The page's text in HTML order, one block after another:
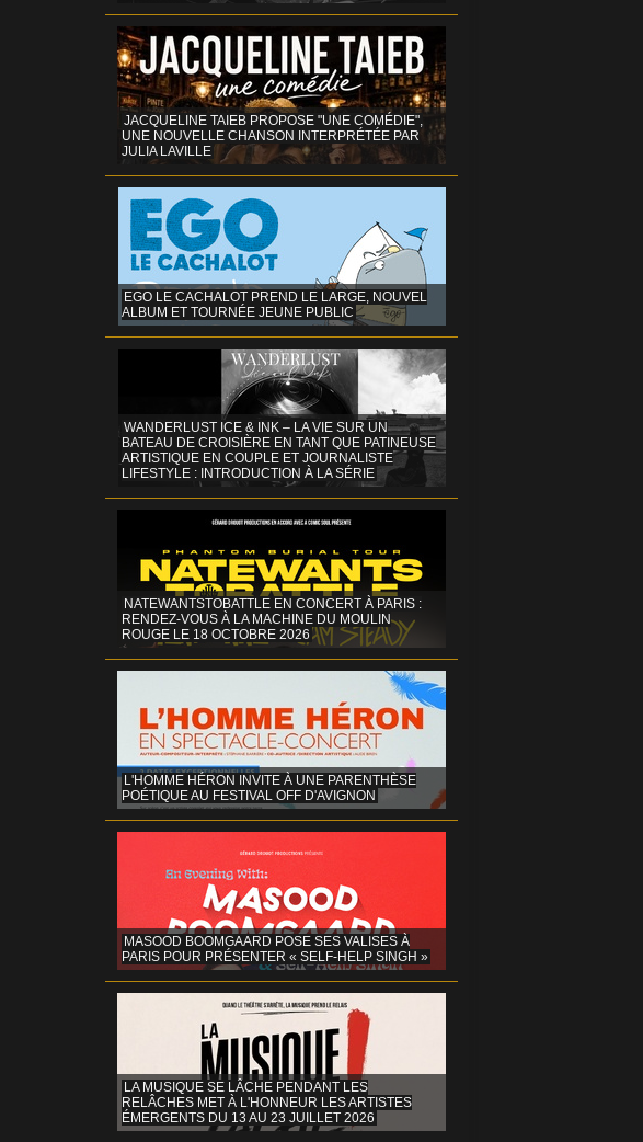
JACQUELINE TAIEB PROPOSE "UNE COMÉDIE",
UNE NOUVELLE CHANSON INTERPRÉTÉE PAR
JULIA LAVILLE
EGO LE CACHALOT PREND LE LARGE, NOUVEL
ALBUM ET TOURNÉE JEUNE PUBLIC
WANDERLUST ICE & INK – LA VIE SUR UN
BATEAU DE CROISIÈRE EN TANT QUE PATINEUSE
ARTISTIQUE EN COUPLE ET JOURNALISTE
LIFESTYLE : INTRODUCTION À LA SÉRIE
NATEWANTSTOBATTLE EN CONCERT À PARIS :
RENDEZ-VOUS À LA MACHINE DU MOULIN
ROUGE LE 18 OCTOBRE 2026
L'HOMME HÉRON INVITE À UNE PARENTHÈSE
POÉTIQUE AU FESTIVAL OFF D'AVIGNON
MASOOD BOOMGAARD POSE SES VALISES À
PARIS POUR PRÉSENTER « SELF-HELP SINGH »
LA MUSIQUE SE LÂCHE PENDANT LES
RELÂCHES MET À L'HONNEUR LES ARTISTES
ÉMERGENTS DU 13 AU 23 JUILLET 2026